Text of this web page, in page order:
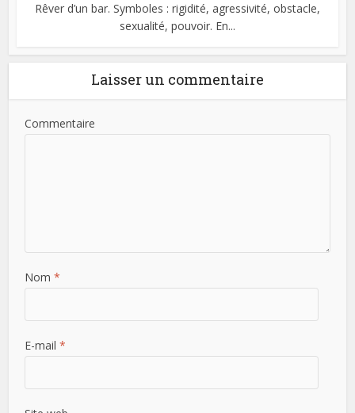
Rêver d’un bar. Symboles : rigidité, agressivité, obstacle,
sexualité, pouvoir. En...
Laisser un commentaire
Commentaire
Nom*
E-mail*